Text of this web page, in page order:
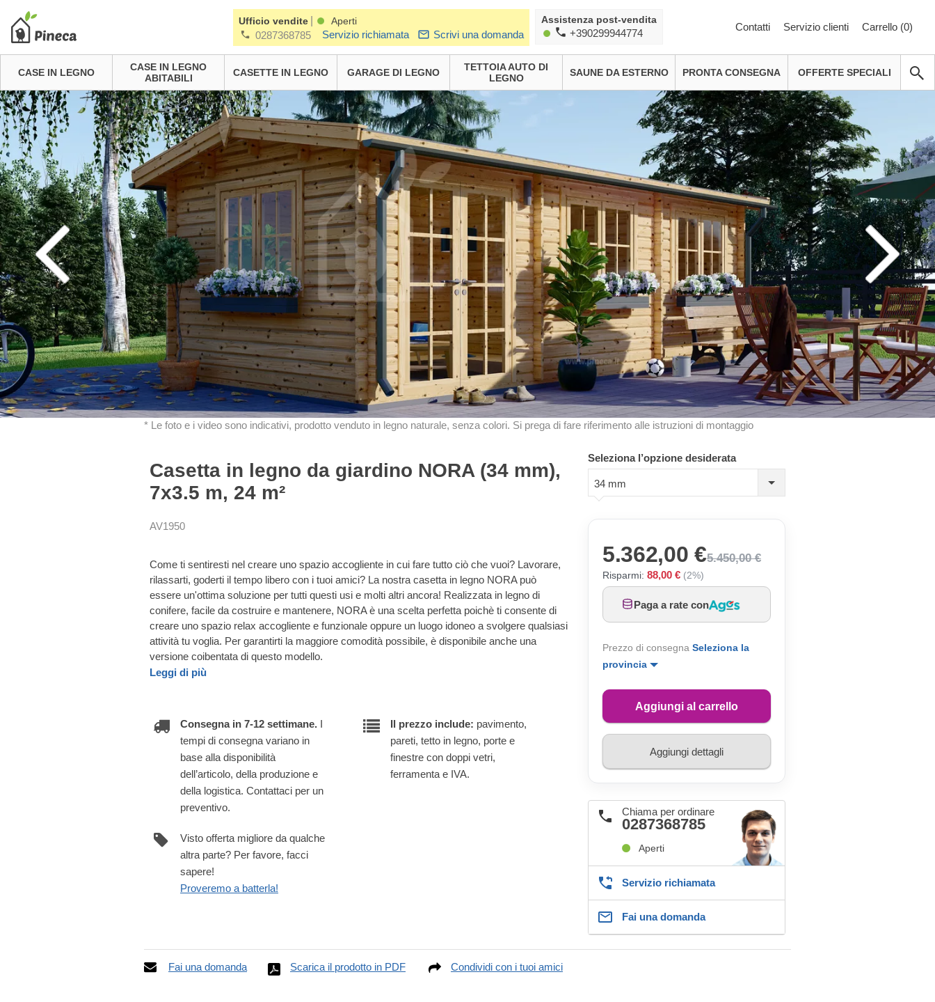
Ufficio vendite Aperti
0287368785 Servizio richiamata Scrivi una domanda
Assistenza post-vendita
+390299944774
Contatti Servizio clienti Carrello (0)
CASE IN LEGNO
CASE IN LEGNO
ABITABILI
CASETTE IN LEGNO GARAGE DI LEGNO
TETTOIA AUTO DI
LEGNO
SAUNE DA ESTERNO PRONTA CONSEGNA OFFERTE SPECIALI
* Le foto e i video sono indicativi, prodotto venduto in legno naturale, senza colori. Si prega di fare riferimento alle istruzioni di montaggio
Casetta in legno da giardino NORA (34 mm),
7x3.5 m, 24 m²
AV1950
Come ti sentiresti nel creare uno spazio accogliente in cui fare tutto ciò che vuoi? Lavorare,
rilassarti, goderti il ​​tempo libero con i tuoi amici? La nostra casetta in legno NORA può
essere un'ottima soluzione per tutti questi usi e molti altri ancora! Realizzata in legno di
conifere, facile da costruire e mantenere, NORA è una scelta perfetta poichè ti consente di
creare uno spazio relax accogliente e funzionale oppure un luogo idoneo a svolgere qualsiasi
attività tu voglia. Per garantirti la maggiore comodità possibile, è disponibile anche una
versione coibentata di questo modello.
Leggi di più
Consegna in 7-12 settimane. I
tempi di consegna variano in
base alla disponibilità
dell’articolo, della produzione e
della logistica. Contattaci per un
preventivo.
Il prezzo include: pavimento,
pareti, tetto in legno, porte e
finestre con doppi vetri,
ferramenta e IVA.
Visto offerta migliore da qualche
altra parte? Per favore, facci
sapere!
Proveremo a batterla!
Seleziona l’opzione desiderata
34 mm
5.362,00 €5.450,00 €
Risparmi: 88,00 € (2%)
Paga a rate con
Prezzo di consegna Seleziona la
provincia
Aggiungi al carrello
Aggiungi dettagli
Chiama per ordinare
0287368785
Aperti
Servizio richiamata
Fai una domanda
Fai una domanda Scarica il prodotto in PDF Condividi con i tuoi amici